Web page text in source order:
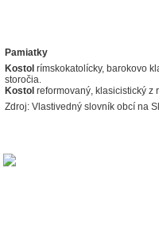
Pamiatky
Kostol rímskokatolícky, barokovo
storočia.
Kostol reformovaný, klasicistický z
Zdroj: Vlastivedný slovník obcí na